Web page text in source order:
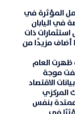
المؤثرة في
في اليابان
ذات
أضاف مزيدًا من
العام
موجة
الاقتصاد
المركزي
ممتدة بنفس